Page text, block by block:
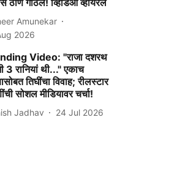
ठाणं गाठलं! व्हिडिओ व्हायरल
Amunekar
2026
Video: "राजा दशरथ
3 रानियां थी..." एकाच
तिघींचा विवाह; रीलस्टार
सोशल मीडियावर चर्चा!
Jadhav 24 Jul 2026